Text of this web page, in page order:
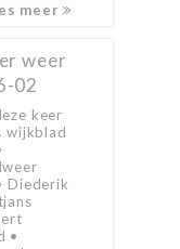
meer
weer
02
keer
wijkblad
Diederik
•